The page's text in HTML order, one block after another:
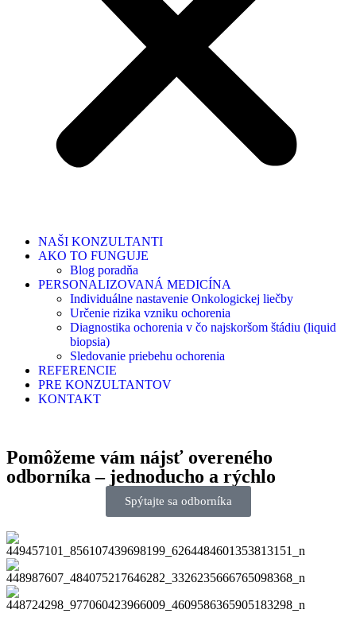
NAŠI KONZULTANTI
AKO TO FUNGUJE
Blog poradňa
PERSONALIZOVANÁ MEDICÍNA
Individuálne nastavenie Onkologickej liečby
Určenie rizika vzniku ochorenia
Diagnostika ochorenia v čo najskoršom štádiu (liquid
biopsia)
Sledovanie priebehu ochorenia
REFERENCIE
PRE KONZULTANTOV
KONTAKT
Pomôžeme vám nájsť overeného
odborníka– jednoducho a rýchlo
Spýtajte sa odborníka